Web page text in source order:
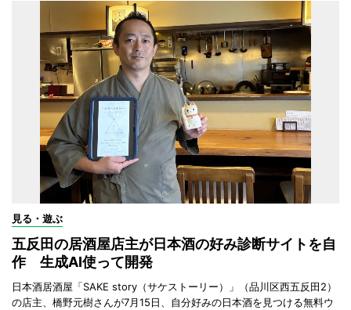
見る・遊ぶ
五反田の居酒屋店主が日本酒の好み診断サイトを自
作 生成AI使って開発
日本酒居酒屋「SAKE story（サケストーリー）」（品川区西五反田2）
の店主、橋野元樹さんが7月15日、自分好みの日本酒を見つける無料ウ